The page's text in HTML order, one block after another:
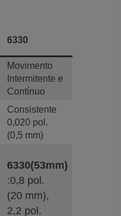
6330
Movimento
Intermitente e
Contínuo
Consistente
0,020 pol.
(0,5 mm)
6330(53mm)
:0,8 pol.
(20 mm),
2,2 pol.